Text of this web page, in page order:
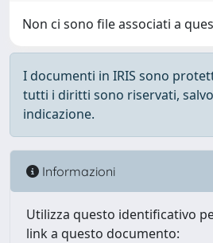
Non ci sono file associati a
I documenti in IRIS sono
tutti i diritti sono riservati,
indicazione.
Informazioni
Utilizza questo identificativo
link a questo documento: